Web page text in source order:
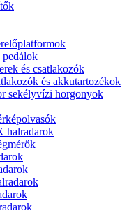
és csatlakozók
és akkutartozékok
sekélyvízi horgonyok
halradarok